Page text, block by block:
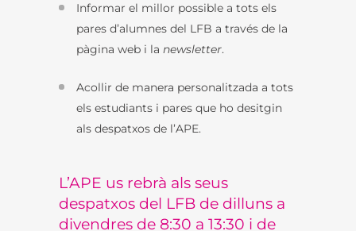
Informar el millor possible a tots els
pares d’alumnes del LFB a través de la
pàgina web i la newsletter.
Acollir de manera personalitzada a tots
els estudiants i pares que ho desitgin
als despatxos de l’APE.
L’APE us rebrà als seus
despatxos del LFB de dilluns a
divendres de 8:30 a 13:30 i de